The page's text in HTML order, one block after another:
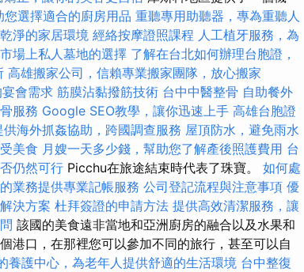
選擇適合的廚房用品 重聽專用助聽器，專為重聽人
淨的家居環境 經絡按摩證照課程 人工植牙服務，為
場上私人墓地的選擇 了解在台北如何辦理台胞證，
高雄搬家公司，信賴專業搬家團隊，放心搬家
會需求 筋膜沾黏撥筋技術 台中中醫整骨 自助餐外
服務 Google SEO教學，讓你迅速上手 高雄台胞證
供海外抓姦協助，跨國調查服務 屋頂防水，避免雨水
美食 月嫂一天多少錢，幫助您了解產後照護費用 台
仍然可行 Picchu在旅途結束時代表了珠寶。 如何處
業務提供專業記帳服務 公司登記流程與注意事項 優
決方案 杜拜簽證的申請方法 提供高效清潔服務，讓
該國的美食遠非當地和亞洲廚房的融合以及水果和
港口，在那裡您可以參加不同的旅行，甚至可以自
養護中心，為老年人提供舒適的生活環境 台中整復